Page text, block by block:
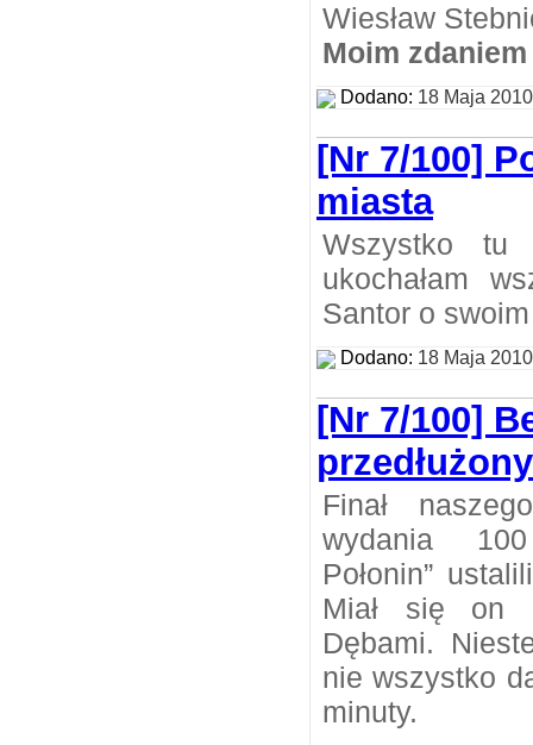
Wiesław
Moim zdaniem
Dodano: 18 Maja 2010
[Nr 7/100]
miasta
Wszystko
ukochałam
Santor o
Dodano: 18 Maja 2010
[Nr 7/100]
przedłużony
Finał
wydania
Połonin”
Miał się on
Dębami.
nie wszystko
minuty.